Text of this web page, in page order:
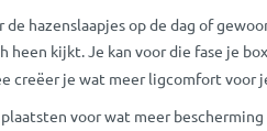
hazenslaapjes op de dag of
kijkt. Je kan voor die fase je
creëer je wat meer ligcomfort voor
voor wat meer